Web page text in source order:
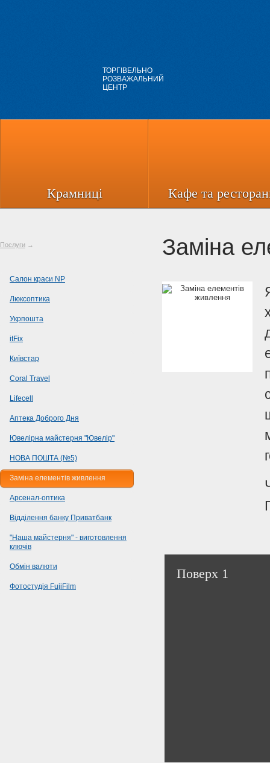
ТОРГІВЕЛЬНО
РОЗВАЖАЛЬНИЙ
ЦЕНТР
Крамниці Кафе та
Послуги →
Салон краси NP
Люксоптика
Укрпошта
itFix
Київстар
Coral Travel
Lifecell
Аптека Доброго Дня
Ювелірна майстерня "Ювелір"
НОВА ПОШТА (№5)
Заміна елементів живлення
Арсенал-оптика
Відділення банку Приватбанк
"Наша майстерня" - виготовлення
ключів
Обмін валюти
Фотостудія FujiFilm
Заміна
Поверх 1